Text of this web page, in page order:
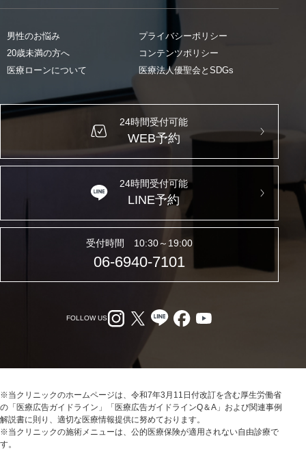
男性のお悩み
20歳未満の方へ
医療ローンについて
プライバシーポリシー
コンテンツポリシー
医療法人優聖会とSDGs
24時間受付可能
WEB予約
24時間受付可能
LINE予約
受付時間 10:30～19:00
06-6940-7101
FOLLOW US
※当クリニックのホームページは、令和7年3月11日付改訂を含む厚生労働省
の「医療広告ガイドライン」「医療広告ガイドラインQ＆A」および関連事例
解説書に則り、適切な医療情報提供に努めております。
※当クリニックの施術メニューは、公的医療保険が適用されない自由診療で
す。